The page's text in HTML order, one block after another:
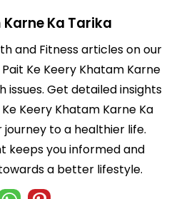
Ka Tarika
and Fitness articles on our
Ke Keery Khatam Karne
issues. Get detailed insights
Keery Khatam Karne Ka
to a healthier life.
you informed and
a better lifestyle.